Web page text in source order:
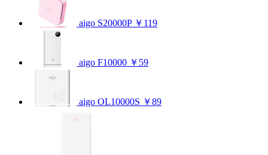
aigo S20000P ￥119
aigo F10000 ￥59
aigo OL10000S ￥89